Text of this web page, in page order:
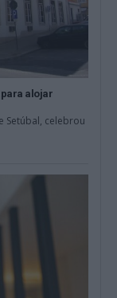
alojar
Setúbal, celebrou